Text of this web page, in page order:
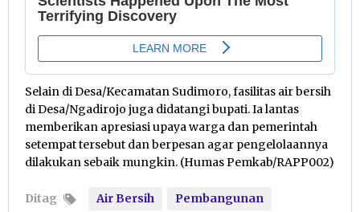
Selain di Desa/Kecamatan Sudimoro, fasilitas air bersih
di Desa/Ngadirojo juga didatangi bupati. Ia lantas
memberikan apresiasi upaya warga dan pemerintah
setempat tersebut dan berpesan agar pengelolaannya
dilakukan sebaik mungkin. (Humas Pemkab/RAPP002)
Ditag Air Bersih
Pembangunan